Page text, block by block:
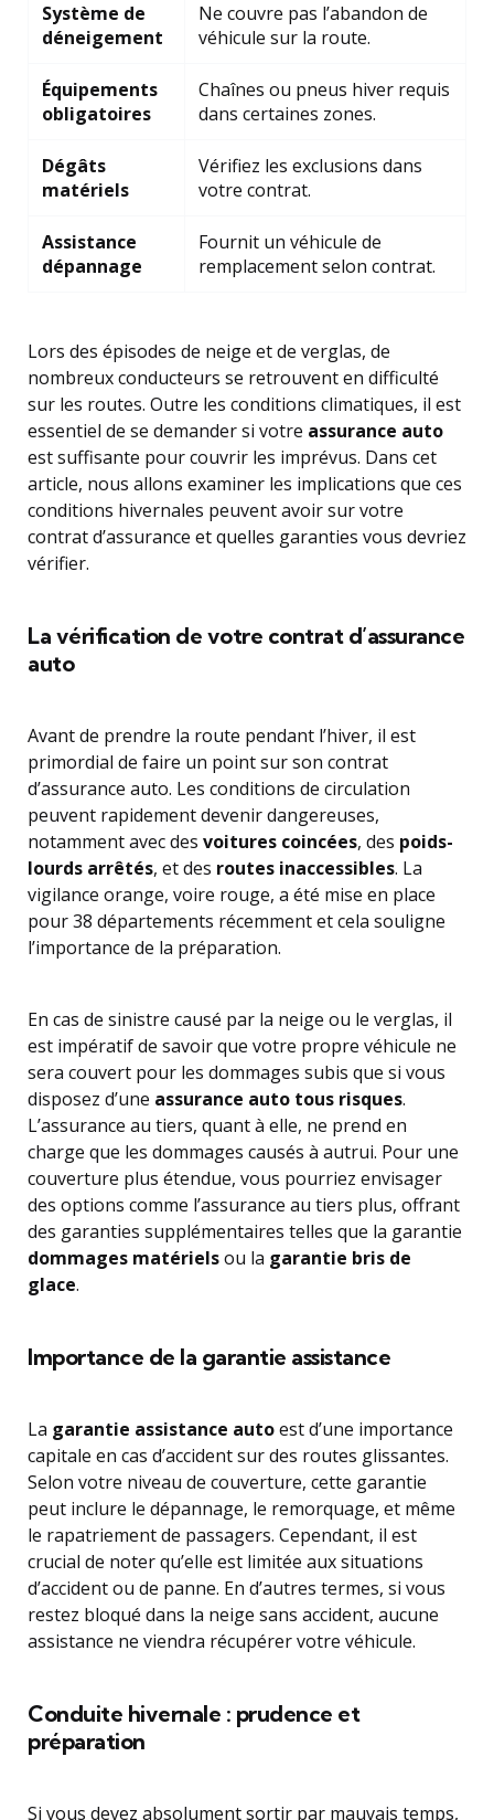
Système de
déneigement
Ne couvre pas l’abandon de
véhicule sur la route.
Équipements
obligatoires
Chaînes ou pneus hiver requis
dans certaines zones.
Dégâts
matériels
Vérifiez les exclusions dans
votre contrat.
Assistance
dépannage
Fournit un véhicule de
remplacement selon contrat.
Lors des épisodes de neige et de verglas, de
nombreux conducteurs se retrouvent en difficulté
sur les routes. Outre les conditions climatiques, il est
essentiel de se demander si votre assurance auto
est suffisante pour couvrir les imprévus. Dans cet
article, nous allons examiner les implications que ces
conditions hivernales peuvent avoir sur votre
contrat d’assurance et quelles garanties vous devriez
vérifier.
La vérification de votre contrat d’assurance
auto
Avant de prendre la route pendant l’hiver, il est
primordial de faire un point sur son contrat
d’assurance auto. Les conditions de circulation
peuvent rapidement devenir dangereuses,
notamment avec des voitures coincées, des poids-
lourds arrêtés, et des routes inaccessibles. La
vigilance orange, voire rouge, a été mise en place
pour 38 départements récemment et cela souligne
l’importance de la préparation.
En cas de sinistre causé par la neige ou le verglas, il
est impératif de savoir que votre propre véhicule ne
sera couvert pour les dommages subis que si vous
disposez d’une assurance auto tous risques.
L’assurance au tiers, quant à elle, ne prend en
charge que les dommages causés à autrui. Pour une
couverture plus étendue, vous pourriez envisager
des options comme l’assurance au tiers plus, offrant
des garanties supplémentaires telles que la garantie
dommages matérielsou la garantie bris de
glace.
Importance de la garantie assistance
La garantie assistance autoest d’une importance
capitale en cas d’accident sur des routes glissantes.
Selon votre niveau de couverture, cette garantie
peut inclure le dépannage, le remorquage, et même
le rapatriement de passagers. Cependant, il est
crucial de noter qu’elle est limitée aux situations
d’accident ou de panne. En d’autres termes, si vous
restez bloqué dans la neige sans accident, aucune
assistance ne viendra récupérer votre véhicule.
Conduite hivernale : prudence et
préparation
Si vous devez absolument sortir par mauvais temps,